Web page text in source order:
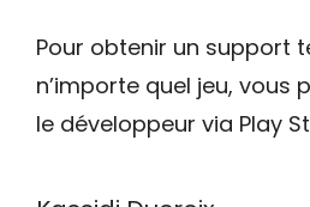
Pour obtenir un support
n’importe quel jeu, vous
le développeur via Play